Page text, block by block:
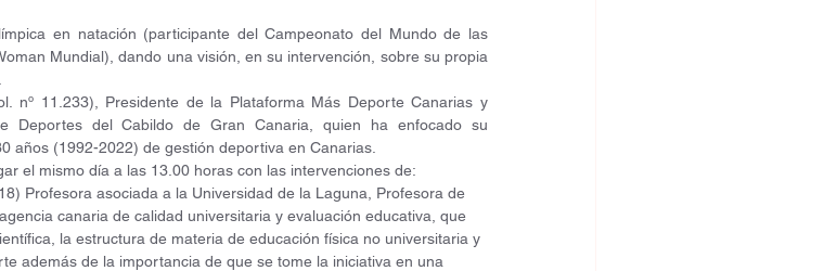
en natación (participante del Campeonato del Mundo de las
Mundial), dando una visión, en su intervención, sobre su propia
nº 11.233), Presidente de la Plataforma Más Deporte Canarias y
Deportes del Cabildo de Gran Canaria, quien ha enfocado su
años (1992-2022) de gestión deportiva en Canarias.
el mismo día a las 13.00 horas con las intervenciones de:
Profesora asociada a la Universidad de la Laguna, Profesora de
canaria de calidad universitaria y evaluación educativa, que
la estructura de materia de educación física no universitaria y
además de la importancia de que se tome la iniciativa en una